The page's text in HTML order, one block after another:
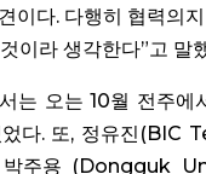
이다. 다행히 협력의
이라 생각한다”고 말
는 오는 10월 전주에
었다. 또, 정유진
주용 (Dongguk